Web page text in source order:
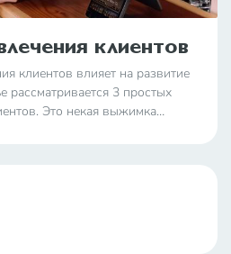
клиентов
клиентов влияет на развитие
рассматривается 3 простых
Это некая выжимка